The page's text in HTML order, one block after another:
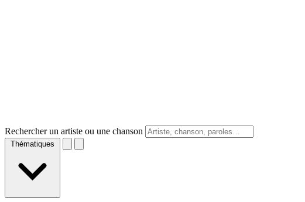
Rechercher un artiste ou une chanson
Thématiques